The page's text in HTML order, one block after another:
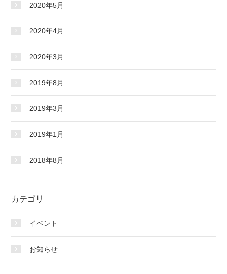
2020年5月
2020年4月
2020年3月
2019年8月
2019年3月
2019年1月
2018年8月
カテゴリ
イベント
お知らせ